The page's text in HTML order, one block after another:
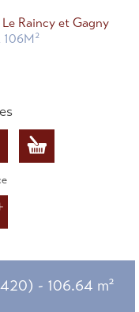
Raincy et Gagny
106M²
- 106.64 m²